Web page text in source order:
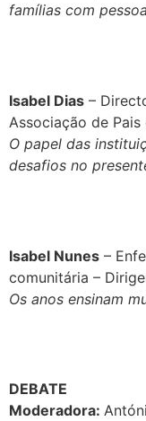
famílias com
Isabel Dias –
Associação de
O papel das
desafios no
Isabel Nunes –
comunitária –
Os anos ensinam
DEBATE
Moderadora: